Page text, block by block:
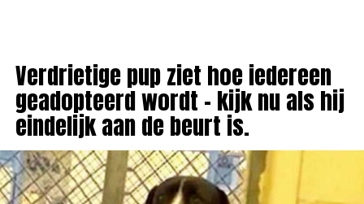
Verdrietige pup ziet hoe iedereen
geadopteerd wordt – kijk nu als hij
eindelijk aan de beurt is.